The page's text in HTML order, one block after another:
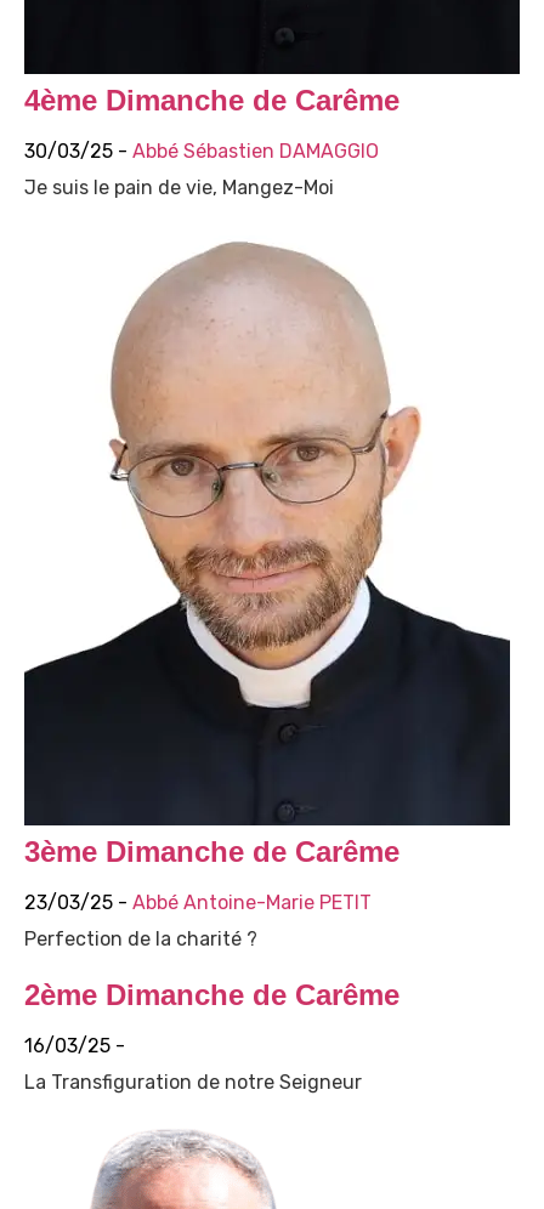
4ème Dimanche de Carême
30/03/25 - Abbé Sébastien DAMAGGIO
Je suis le pain de vie, Mangez-Moi
3ème Dimanche de Carême
23/03/25 - Abbé Antoine-Marie PETIT
Perfection de la charité ?
2ème Dimanche de Carême
16/03/25 -
La Transfiguration de notre Seigneur